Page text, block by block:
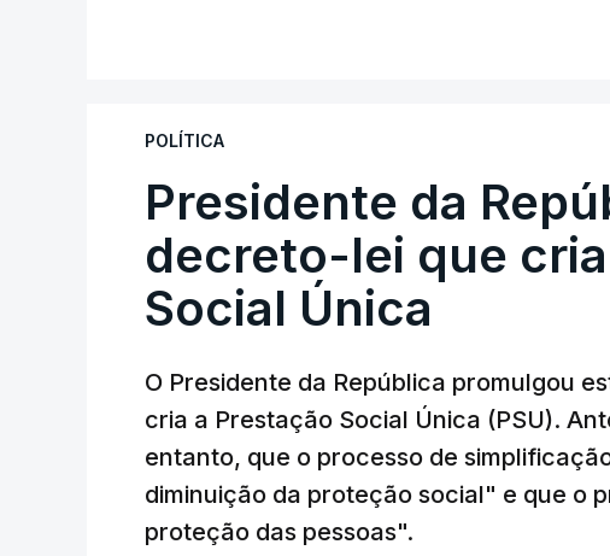
POLÍTICA
Presidente da
decreto-lei que
Social Única
O Presidente da República promulgou
cria a Prestação Social Única (PSU).
entanto, que o processo de
diminuição da proteção social" e que o
proteção das pessoas".